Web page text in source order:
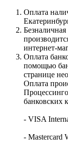
Оплата
интернет-
Оплата
помощью
странице
Оплата
банковских
- VISA
- Mastercard